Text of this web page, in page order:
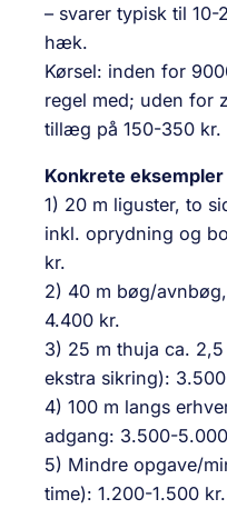
– svarer typisk til
hæk.
Kørsel: inden for
regel med; uden for
tillæg på 150-350 kr.
Konkrete eksempler
1) 20 m liguster, to
inkl. oprydning og
kr.
2) 40 m bøg/
4.400 kr.
3) 25 m thuja ca.
ekstra sikring):
4) 100 m langs
adgang: 3.500-
5) Mindre opgave/
time): 1.200-1.500 kr.